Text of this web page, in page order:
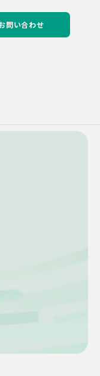
問い合わせ